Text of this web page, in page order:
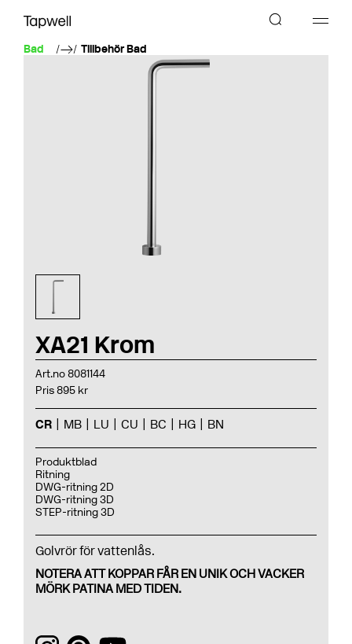
Bad Tillbehör Bad
XA21 Krom
Art.no 8081144
Pris 895 kr
CR MB LU CU BC HG BN
Produktblad
Ritning
DWG-ritning 2D
DWG-ritning 3D
STEP-ritning 3D
Golvrör för vattenlås.
NOTERA ATT KOPPAR FÅR EN UNIK OCH VACKER
MÖRK PATINA MED TIDEN.